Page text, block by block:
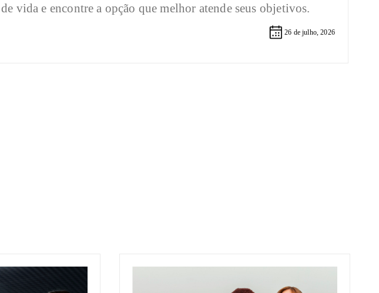
vida e encontre a opção que melhor atende seus objetivos.
26 de julho, 2026